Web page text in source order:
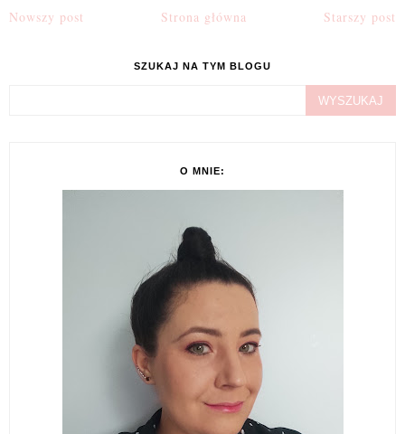
Nowszy post Starszy post
Strona główna
SZUKAJ NA TYM BLOGU
O MNIE: